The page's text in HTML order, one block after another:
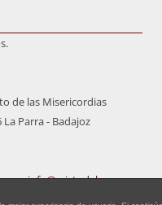
de las Misericordias
La Parra - Badajoz
info@cristodelaparra.es